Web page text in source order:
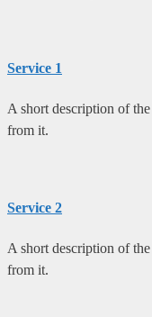
Service 1
A short description of
from it.
Service 2
A short description of
from it.